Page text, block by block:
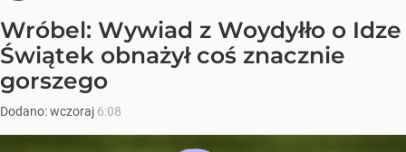
Wróbel: Wywiad z Woydyłło o Idze
Świątek obnażył coś znacznie
gorszego
Dodano:wczoraj 6:08